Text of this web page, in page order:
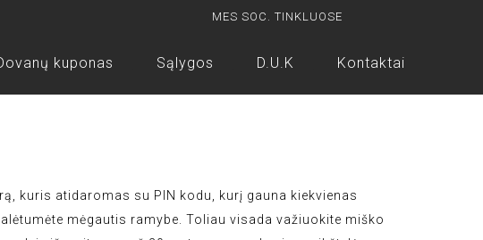
MES SOC. TINKLUOSE
kuponas Sąlygos D.U.K Kontaktai
kuris atidaromas su PIN kodu, kurį gauna kiekvienas
mėgautis ramybe. Toliau visada važiuokite miško